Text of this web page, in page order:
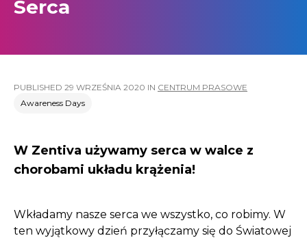
Serca
PUBLISHED 29 WRZEŚNIA 2020 IN CENTRUM PRASOWE
Awareness Days
W Zentiva używamy serca w walce z
chorobami układu krążenia!
Wkładamy nasze serca we wszystko, co robimy. W
ten wyjątkowy dzień przyłączamy się do Światowej